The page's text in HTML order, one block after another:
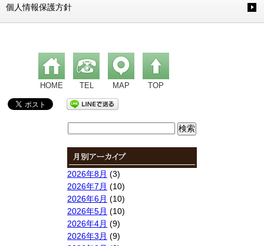
個人情報保護方針
HOME TEL MAP TOP
2026年8月 (3)
2026年7月 (10)
2026年6月 (10)
2026年5月 (10)
2026年4月 (9)
2026年3月 (9)